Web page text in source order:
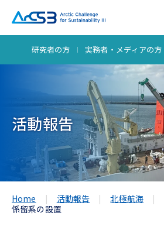
研究者の方 実務者・メディアの方
活動報告
Home 活動報告 北極航海
係留系の設置